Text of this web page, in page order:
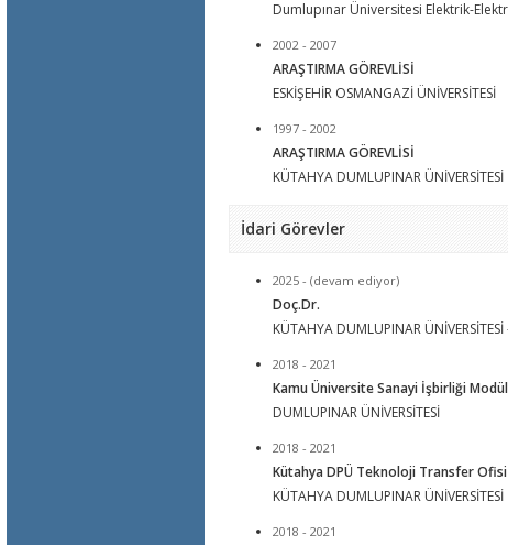
Dumlupınar Üniversitesi Elektrik-
2002 - 2007
ARAŞTIRMA GÖREVLİSİ
ESKİŞEHİR OSMANGAZİ ÜNİVERSİTESİ
1997 - 2002
ARAŞTIRMA GÖREVLİSİ
KÜTAHYA DUMLUPINAR ÜNİVERSİTESİ
İdari Görevler
2025 - (devam ediyor)
Doç.Dr.
KÜTAHYA DUMLUPINAR
2018 - 2021
Kamu Üniversite Sanayi İşbirliği
DUMLUPINAR ÜNİVERSİTESİ
2018 - 2021
Kütahya DPÜ Teknoloji Transfer Ofisi
KÜTAHYA DUMLUPINAR ÜNİVERSİTESİ
2018 - 2021